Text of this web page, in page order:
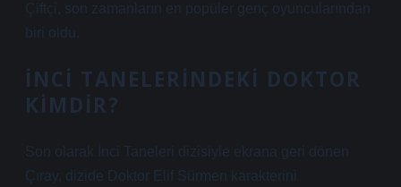
Çiftçi, son zamanların en popüler genç oyuncularından
biri oldu.
İNCI TANELERINDEKI DOKTOR
KIMDIR?
Son olarak İnci Taneleri dizisiyle ekrana geri dönen
Çıray, dizide Doktor Elif Sürmen karakterini